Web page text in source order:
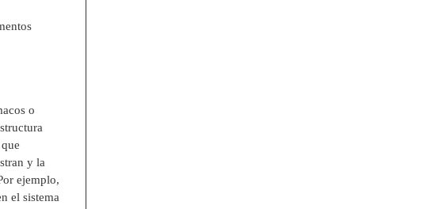
o
y la
ejemplo,
el sistema